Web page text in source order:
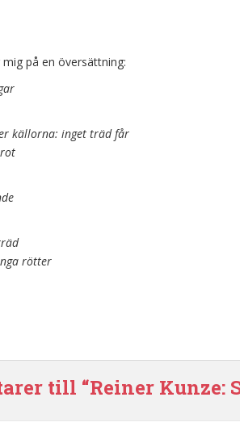
mig på en översättning:
källorna: inget träd får
rötter
till “Reiner Kunze: